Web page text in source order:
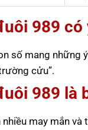
989 có
số mang những
cửu”.
989 là
may mắn